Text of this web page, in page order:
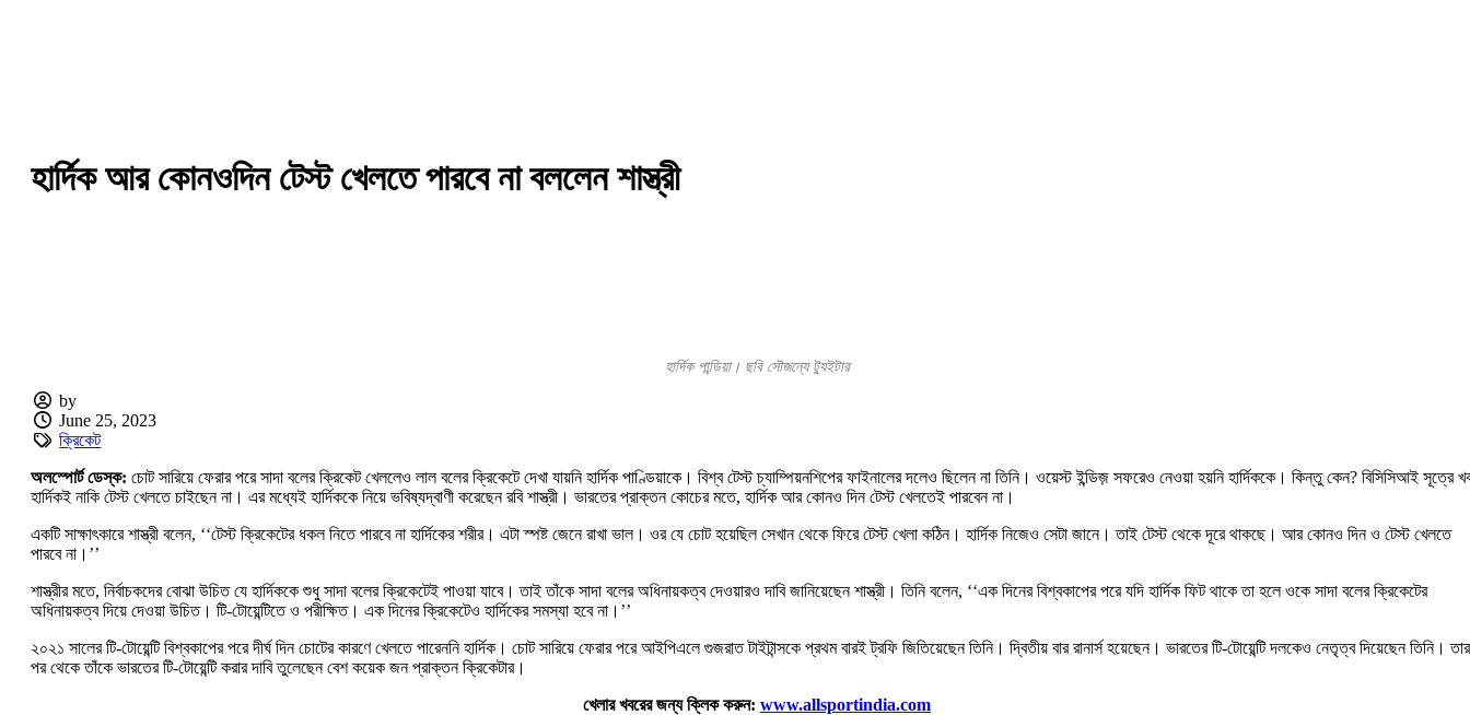
হার্দিক আর কোনওদিন টেস্ট খেলতে পারবে না বললেন শাস্ত্রী
হার্দিক পান্ডিয়া। ছবি সৌজন্যে ট্যুইটার
by
June 25, 2023
ক্রিকেট
অলস্পোর্ট ডেস্ক: চোট সারিয়ে ফেরার পরে সাদা বলের ক্রিকেট খেললেও লাল বলের ক্রিকেটে দেখা যায়নি হার্দিক পাণ্ডিয়াকে। বিশ্ব টেস্ট চ্যাম্পিয়নশিপের ফাইনালের দলেও ছিলেন না তিনি। ওয়েস্ট ইন্ডিজ় সফরেও নেওয়া হয়নি হার্দিককে। কিন্তু কেন? বিসিসিআই সূত্রে
হার্দিকই নাকি টেস্ট খেলতে চাইছেন না। এর মধ্যেই হার্দিককে নিয়ে ভবিষ্যদ্বাণী করেছেন রবি শাস্ত্রী। ভারতের প্রাক্তন কোচের মতে, হার্দিক আর কোনও দিন টেস্ট খেলতেই পারবেন না।
একটি সাক্ষাৎকারে শাস্ত্রী বলেন, ‘‘টেস্ট ক্রিকেটের ধকল নিতে পারবে না হার্দিকের শরীর। এটা স্পষ্ট জেনে রাখা ভাল। ওর যে চোট হয়েছিল সেখান থেকে ফিরে টেস্ট খেলা কঠিন। হার্দিক নিজেও সেটা জানে। তাই টেস্ট থেকে দূরে থাকছে। আর কোনও দিন ও টেস্ট খেলতে
পারবে না।’’
শাস্ত্রীর মতে, নির্বাচকদের বোঝা উচিত যে হার্দিককে শুধু সাদা বলের ক্রিকেটেই পাওয়া যাবে। তাই তাঁকে সাদা বলের অধিনায়কত্ব দেওয়ারও দাবি জানিয়েছেন শাস্ত্রী। তিনি বলেন, ‘‘এক দিনের বিশ্বকাপের পরে যদি হার্দিক ফিট থাকে তা হলে ওকে সাদা বলের ক্রিকেটের
অধিনায়কত্ব দিয়ে দেওয়া উচিত। টি-টোয়েন্টিতে ও পরীক্ষিত। এক দিনের ক্রিকেটেও হার্দিকের সমস্যা হবে না।’’
২০২১ সালের টি-টোয়েন্টি বিশ্বকাপের পরে দীর্ঘ দিন চোটের কারণে খেলতে পারেননি হার্দিক। চোট সারিয়ে ফেরার পরে আইপিএলে গুজরাত টাইটান্সকে প্রথম বারই ট্রফি জিতিয়েছেন তিনি। দ্বিতীয় বার রানার্স হয়েছেন। ভারতের টি-টোয়েন্টি দলকেও নেতৃত্ব দিয়েছেন তিনি। তার
পর থেকে তাঁকে ভারতের টি-টোয়েন্টি করার দাবি তুলেছেন বেশ কয়েক জন প্রাক্তন ক্রিকেটার।
খেলার খবরের জন্য ক্লিক করুন: www.allsportindia.com